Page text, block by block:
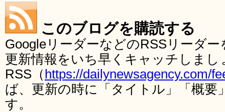
このブログを購読する
GoogleリーダーなどのRSSリーダ
更新情報をいち早くキャッチしま
RSS（ https://dailynewsagency.com/
ば、更新の時に「タイトル」「概要
す。